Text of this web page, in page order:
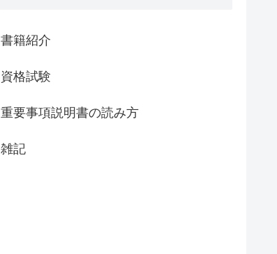
書籍紹介
資格試験
重要事項説明書の読み方
雑記